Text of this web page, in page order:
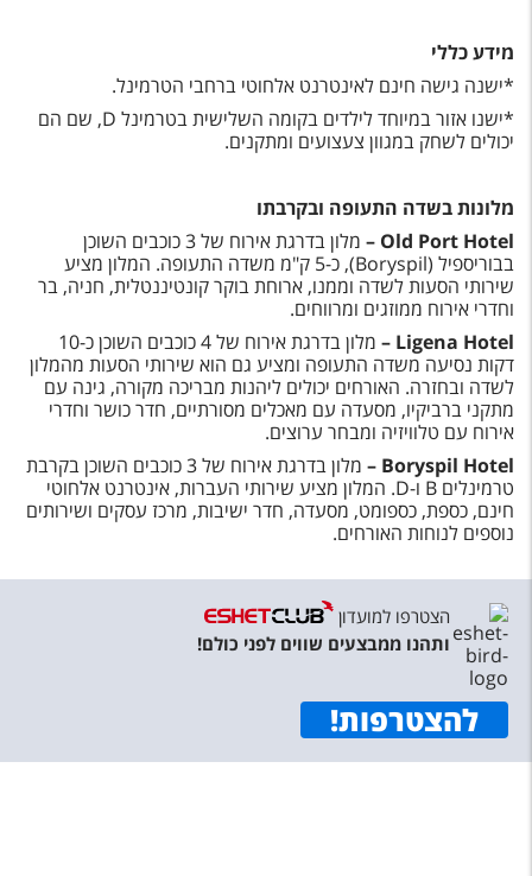
מידע כללי
*ישנה גישה חינם לאינטרנט אלחוטי ברחבי הטרמינל.
*ישנו אזור במיוחד לילדים בקומה השלישית בטרמינל D, שם הם
יכולים לשחק במגוון צעצועים ומתקנים.
מלונות בשדה התעופה ובקרבתו
Old Port Hotel
–
מלון בדרגת אירוח של 3 כוכבים השוכן
בבוריספיל (Boryspil), כ-5 ק"מ משדה התעופה. המלון מציע
שירותי הסעות לשדה וממנו, ארוחת בוקר קונטיננטלית, חניה, בר
וחדרי אירוח ממוזגים ומרווחים.
Ligena Hotel
–
מלון בדרגת אירוח של 4 כוכבים השוכן כ-10
דקות נסיעה משדה התעופה ומציע גם הוא שירותי הסעות מהמלון
לשדה ובחזרה. האורחים יכולים ליהנות מבריכה מקורה, גינה עם
מתקני ברביקיו, מסעדה עם מאכלים מסורתיים, חדר כושר וחדרי
אירוח עם טלוויזיה ומבחר ערוצים.
Boryspil Hotel
–
מלון בדרגת אירוח של 3 כוכבים השוכן בקרבת
טרמינלים B ו-D. המלון מציע שירותי העברות, אינטרנט אלחוטי
חינם, כספת, כספומט, מסעדה, חדר ישיבות, מרכז עסקים ושירותים
נוספים לנוחות האורחים.
הצטרפו למועדון
ותהנו ממבצעים שווים לפני כולם!
להצטרפות!